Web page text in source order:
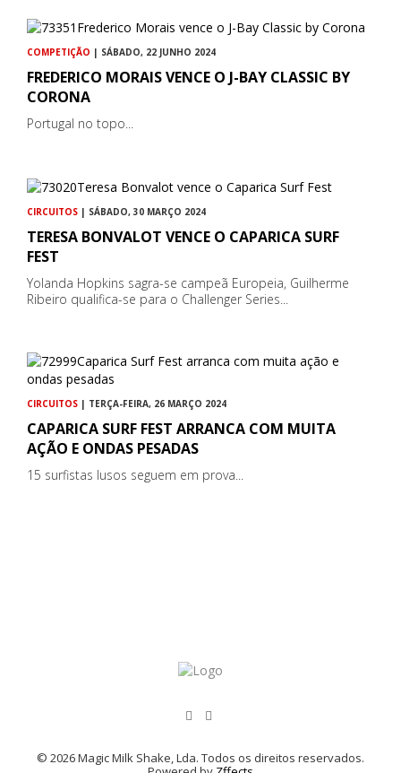
COMPETIÇÃO | SÁBADO, 22 JUNHO 2024
FREDERICO MORAIS VENCE O J-BAY CLASSIC BY
CORONA
Portugal no topo...
CIRCUITOS | SÁBADO, 30 MARÇO 2024
TERESA BONVALOT VENCE O CAPARICA SURF
FEST
Yolanda Hopkins sagra-se campeã Europeia, Guilherme
Ribeiro qualifica-se para o Challenger Series...
CIRCUITOS | TERÇA-FEIRA, 26 MARÇO 2024
CAPARICA SURF FEST ARRANCA COM MUITA
AÇÃO E ONDAS PESADAS
15 surfistas lusos seguem em prova...
© 2026 Magic Milk Shake, Lda. Todos os direitos reservados.